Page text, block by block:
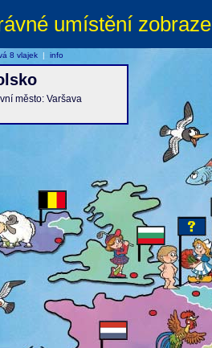
umístění
město: Varšava
8 vlajek | info